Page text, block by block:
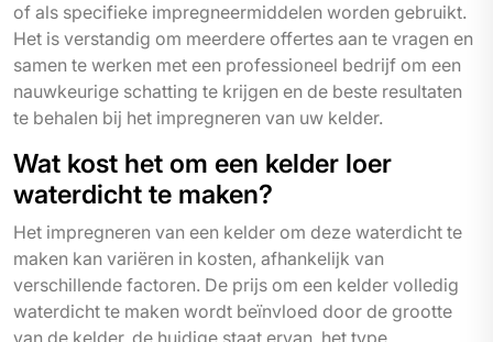
of als specifieke impregneermiddelen worden gebruikt.
Het is verstandig om meerdere offertes aan te vragen en
samen te werken met een professioneel bedrijf om een
nauwkeurige schatting te krijgen en de beste resultaten
te behalen bij het impregneren van uw kelder.
Wat kost het om een kelder loer
waterdicht te maken?
Het impregneren van een kelder om deze waterdicht te
maken kan variëren in kosten, afhankelijk van
verschillende factoren. De prijs om een kelder volledig
waterdicht te maken wordt beïnvloed door de grootte